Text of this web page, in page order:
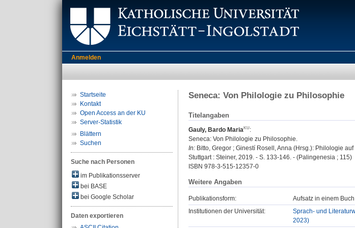
Anmelden
Startseite
Kontakt
Open Access an der KU
Server-Statistik
Blättern
Suchen
Suche nach Personen
im Publikationsserver
bei BASE
bei Google Scholar
Daten exportieren
Seneca: Von Philologie zu Philosophie
Titelangaben
Gauly, Bardo Maria
:
Seneca: Von Philologie zu Philosophie.
In: Bitto, Gregor ; Ginestí Rosell, Anna (Hrsg.): Philologie
Stuttgart : Steiner, 2019. - S. 133-146. - (Palingenesia ; 115)
ISBN 978-3-515-12357-0
Weitere Angaben
Publikationsform:
Aufsatz in einem Buch
Institutionen der Universität:
Sprach- und
2023)